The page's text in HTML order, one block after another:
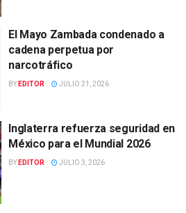
El Mayo Zambada condenado a
cadena perpetua por
narcotráfico
BY EDITOR JULIO 21, 2026
Inglaterra refuerza seguridad en
México para el Mundial 2026
BY EDITOR JULIO 3, 2026